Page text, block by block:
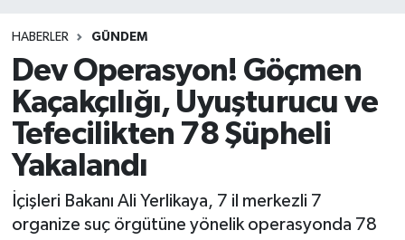
HABERLER GÜNDEM
Dev Operasyon! Göçmen
Kaçakçılığı, Uyuşturucu ve
Tefecilikten 78 Şüpheli
Yakalandı
İçişleri Bakanı Ali Yerlikaya, 7 il merkezli 7
organize suç örgütüne yönelik operasyonda 78